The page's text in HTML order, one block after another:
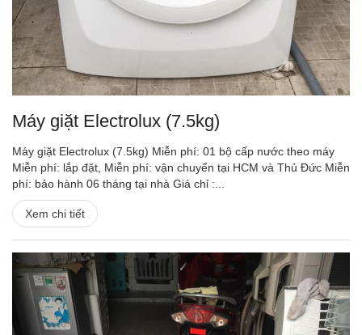
Máy giặt Electrolux (7.5kg)
Máy giặt Electrolux (7.5kg) Miễn phí: 01 bộ cấp nước theo máy
Miễn phí: lắp đặt, Miễn phí: vận chuyển tại HCM và Thủ Đức Miễn
phí: bảo hành 06 tháng tại nhà Giá chỉ :...
Xem chi tiết